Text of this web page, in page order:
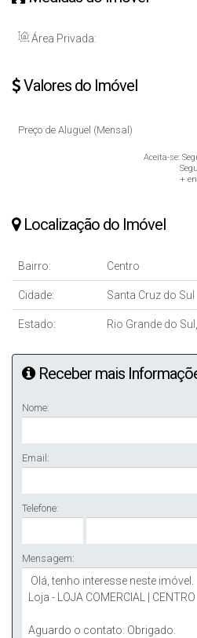
Área Privada:
Valores do Imóvel
Preço de Aluguel (Mensal)
Aceita-se:
+
Localização do Imóvel
Bairro: Centro
Cidade: Santa Cruz do Sul
Estado: Rio Grande do
Receber mais
Nome:
Email:
Telefone:
Mensagem: